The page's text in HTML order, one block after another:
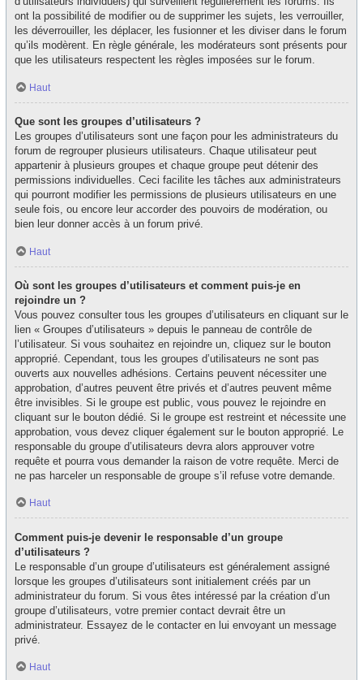
ont la possibilité de modifier ou de supprimer les sujets, les verrouiller,
les déverrouiller, les déplacer, les fusionner et les diviser dans le forum
qu’ils modèrent. En règle générale, les modérateurs sont présents pour
que les utilisateurs respectent les règles imposées sur le forum.
Haut
Que sont les groupes d’utilisateurs ?
Les groupes d’utilisateurs sont une façon pour les administrateurs du
forum de regrouper plusieurs utilisateurs. Chaque utilisateur peut
appartenir à plusieurs groupes et chaque groupe peut détenir des
permissions individuelles. Ceci facilite les tâches aux administrateurs
qui pourront modifier les permissions de plusieurs utilisateurs en une
seule fois, ou encore leur accorder des pouvoirs de modération, ou
bien leur donner accès à un forum privé.
Haut
Où sont les groupes d’utilisateurs et comment puis-je en
rejoindre un ?
Vous pouvez consulter tous les groupes d’utilisateurs en cliquant sur le
lien « Groupes d’utilisateurs » depuis le panneau de contrôle de
l’utilisateur. Si vous souhaitez en rejoindre un, cliquez sur le bouton
approprié. Cependant, tous les groupes d’utilisateurs ne sont pas
ouverts aux nouvelles adhésions. Certains peuvent nécessiter une
approbation, d’autres peuvent être privés et d’autres peuvent même
être invisibles. Si le groupe est public, vous pouvez le rejoindre en
cliquant sur le bouton dédié. Si le groupe est restreint et nécessite une
approbation, vous devez cliquer également sur le bouton approprié. Le
responsable du groupe d’utilisateurs devra alors approuver votre
requête et pourra vous demander la raison de votre requête. Merci de
ne pas harceler un responsable de groupe s’il refuse votre demande.
Haut
Comment puis-je devenir le responsable d’un groupe
d’utilisateurs ?
Le responsable d’un groupe d’utilisateurs est généralement assigné
lorsque les groupes d’utilisateurs sont initialement créés par un
administrateur du forum. Si vous êtes intéressé par la création d’un
groupe d’utilisateurs, votre premier contact devrait être un
administrateur. Essayez de le contacter en lui envoyant un message
privé.
Haut